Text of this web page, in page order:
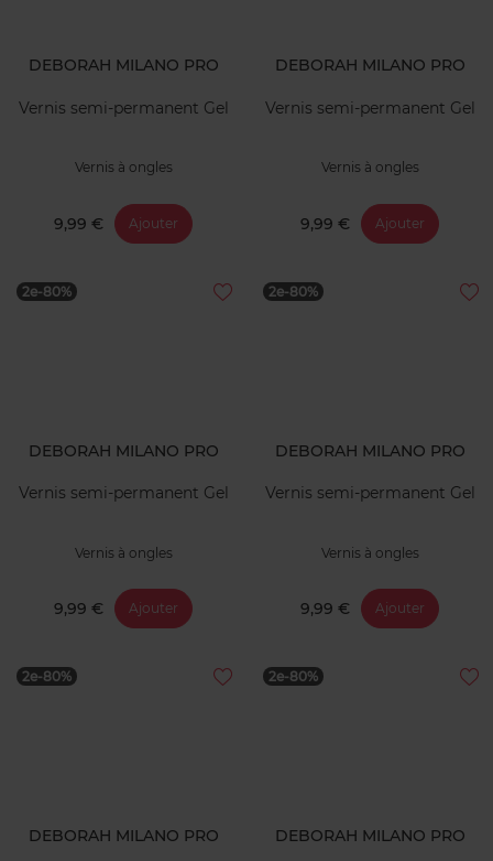
DEBORAH MILANO PRO
Vernis semi-permanent Gel
Vernis à ongles
9,99 € Ajouter
DEBORAH MILANO PRO
Vernis semi-permanent Gel
Vernis à ongles
9,99 € Ajouter
2e-80%
DEBORAH MILANO PRO
Vernis semi-permanent Gel
Vernis à ongles
9,99 € Ajouter
2e-80%
DEBORAH MILANO PRO
Vernis semi-permanent Gel
Vernis à ongles
9,99 € Ajouter
2e-80%
DEBORAH MILANO PRO
2e-80%
DEBORAH MILANO PRO